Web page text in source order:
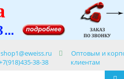
shop1@eweiss.ru
38-38
Оптовым и
клиентам